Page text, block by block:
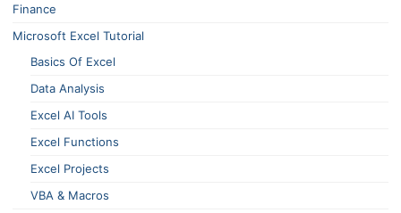
Finance
Microsoft Excel Tutorial
Basics Of Excel
Data Analysis
Excel AI Tools
Excel Functions
Excel Projects
VBA & Macros